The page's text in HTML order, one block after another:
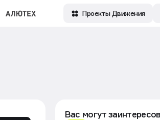
Проекты Движения
Вас могут